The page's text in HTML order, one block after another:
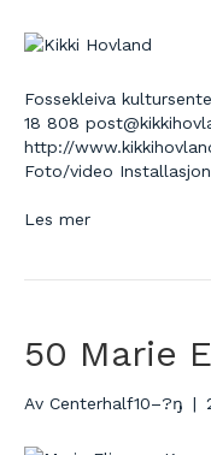
Fossekleiva
18 808
http://
Foto/video
Les mer
50 Marie
Av Centerhalf10–?ŋ |